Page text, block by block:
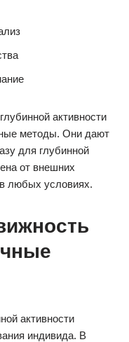
активности
методы. Они дают
для глубинной
от внешних
любых условиях.
активности
индивида. В